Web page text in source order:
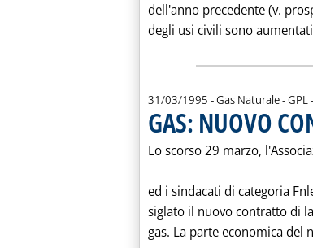
dell'anno precedente (v.
degli usi civili sono
31/03/1995 - Gas Naturale - GPL
GAS: NUOVO
Lo scorso 29 marzo,
ed i sindacati di categoria
siglato il nuovo contratto di
gas. La parte economica del